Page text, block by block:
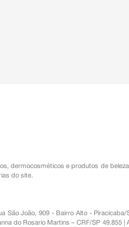
,dermocosméticos e produtos de beleza
do site.
São João, 909 - Bairro Alto -
do Rosario Martins – CRF/SP 49.855